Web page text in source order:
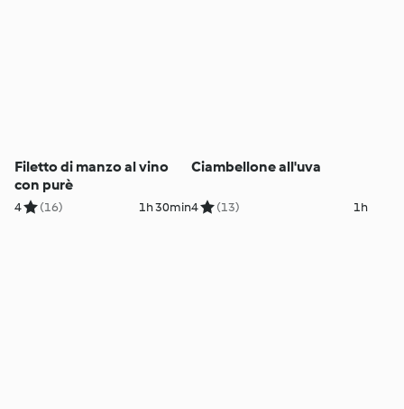
Filetto di manzo al vino
con purè
4 (16) 1h 30min
Ciambellone all'uva
4 (13) 1h